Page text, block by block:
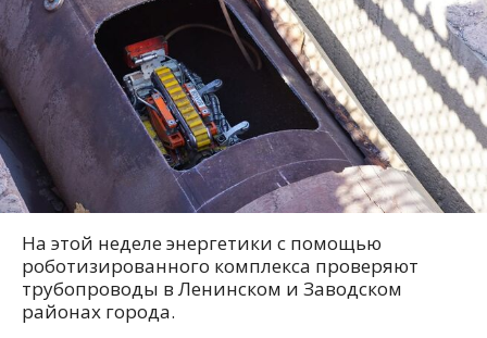
На этой неделе энергетики с помощью
роботизированного комплекса проверяют
трубопроводы в Ленинском и Заводском
районах города.